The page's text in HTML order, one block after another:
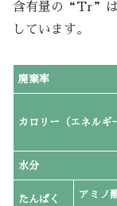
含有量の“Tr”は
しています。
廃棄率
カロリー（エネルギ
水分
たんぱく
アミノ